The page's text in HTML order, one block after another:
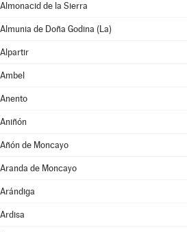
Almonacid de la Sierra
Almunia de Doña Godina (La)
Alpartir
Ambel
Anento
Aniñón
Añón de Moncayo
Aranda de Moncayo
Arándiga
Ardisa